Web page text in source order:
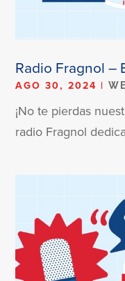
Radio Fragnol –
AGO 30, 2024 |
¡No te pierdas
radio Fragnol